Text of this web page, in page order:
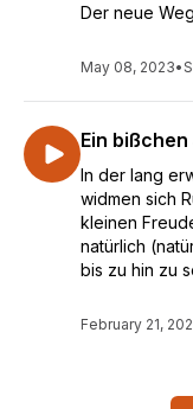
Der neue
May 08, 2023•
Ein
In der lang
widmen sich
kleinen
natürlich
bis zu hin zu
February 21,